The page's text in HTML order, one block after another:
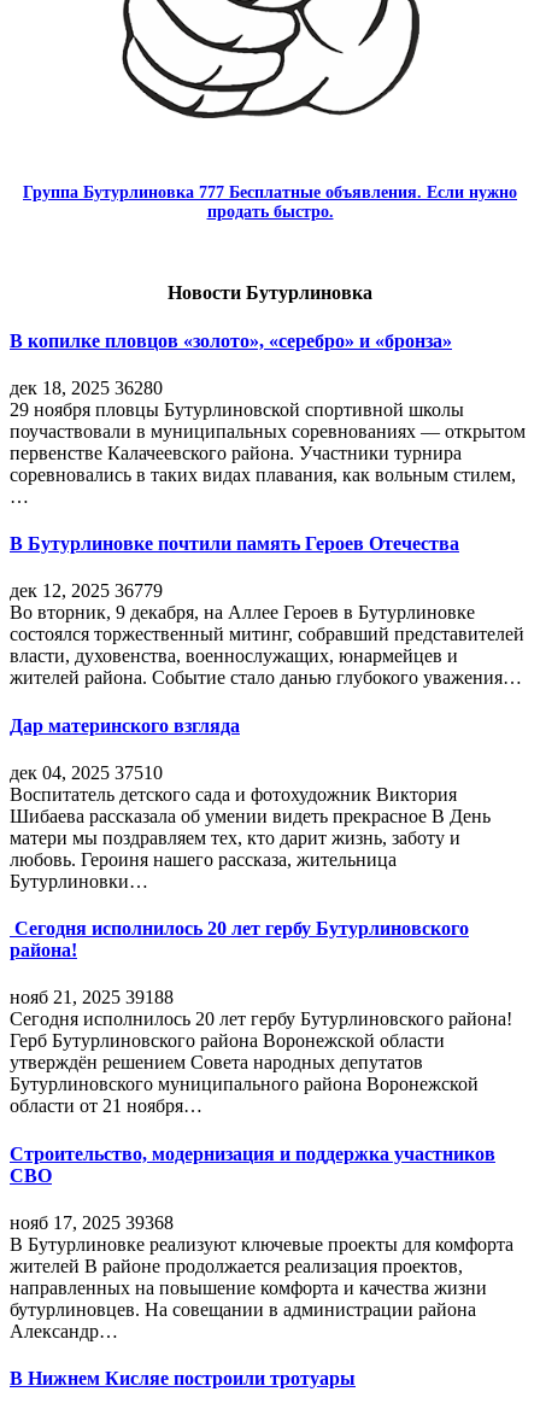
Группа Бутурлиновка 777 Бесплатные объявления. Если нужно
продать быстро.
Новости Бутурлиновка
В копилке пловцов «золото», «серебро» и «бронза»
дек 18, 2025 36280
29 ноября пловцы Бутурлиновской спортивной школы
поучаствовали в муниципальных соревнованиях — открытом
первенстве Калачеевского района. Участники турнира
соревновались в таких видах плавания, как вольным стилем,
…
В Бутурлиновке почтили память Героев Отечества
дек 12, 2025 36779
Во вторник, 9 декабря, на Аллее Героев в Бутурлиновке
состоялся торжественный митинг, собравший представителей
власти, духовенства, военнослужащих, юнармейцев и
жителей района. Событие стало данью глубокого уважения…
Дар материнского взгляда
дек 04, 2025 37510
Воспитатель детского сада и фотохудожник Виктория
Шибаева рассказала об умении видеть прекрасное В День
матери мы поздравляем тех, кто дарит жизнь, заботу и
любовь. Героиня нашего рассказа, жительница
Бутурлиновки…
Сегодня исполнилось 20 лет гербу Бутурлиновского
района!
нояб 21, 2025 39188
Сегодня исполнилось 20 лет гербу Бутурлиновского района!
Герб Бутурлиновского района Воронежской области
утверждён решением Совета народных депутатов
Бутурлиновского муниципального района Воронежской
области от 21 ноября…
Строительство, модернизация и поддержка участников
СВО
нояб 17, 2025 39368
В Бутурлиновке реализуют ключевые проекты для комфорта
жителей В районе продолжается реализация проектов,
направленных на повышение комфорта и качества жизни
бутурлиновцев. На совещании в администрации района
Александр…
В Нижнем Кисляе построили тротуары